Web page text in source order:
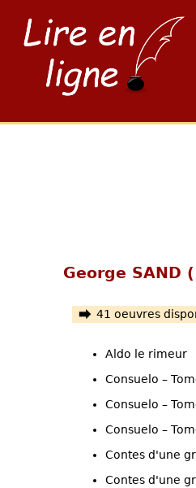
George SAND
41 oeuvres
Aldo le rimeur
Consuelo –
Consuelo –
Consuelo –
Contes d'une
Contes d'une